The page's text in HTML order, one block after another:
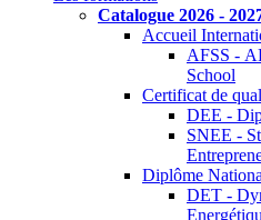
Catalogue 2026 -
Accueil
AFSS -
School
Certificat de
DEE -
SNEE -
Diplôme
DET -